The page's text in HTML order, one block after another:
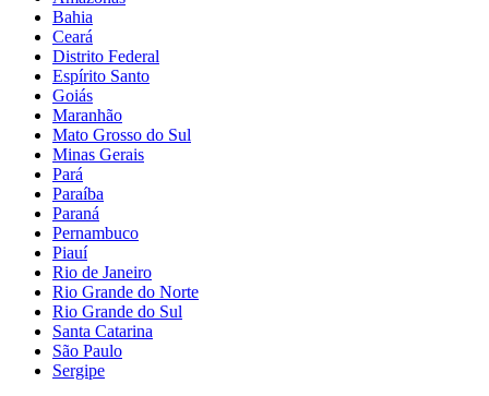
Bahia
Ceará
Distrito Federal
Espírito Santo
Goiás
Maranhão
Mato Grosso do Sul
Minas Gerais
Pará
Paraíba
Paraná
Pernambuco
Piauí
Rio de Janeiro
Rio Grande do Norte
Rio Grande do Sul
Santa Catarina
São Paulo
Sergipe